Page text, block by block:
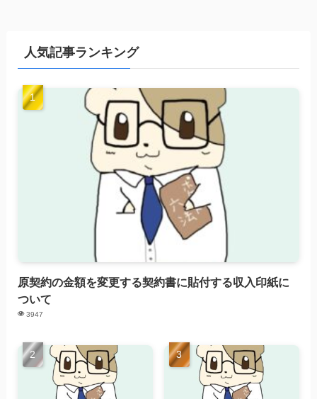
人気記事ランキング
原契約の金額を変更する契約書に貼付する収入印紙に
ついて
3947